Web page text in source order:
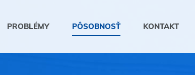
PROBLÉMY PÔSOBNOSŤ KONTAKT